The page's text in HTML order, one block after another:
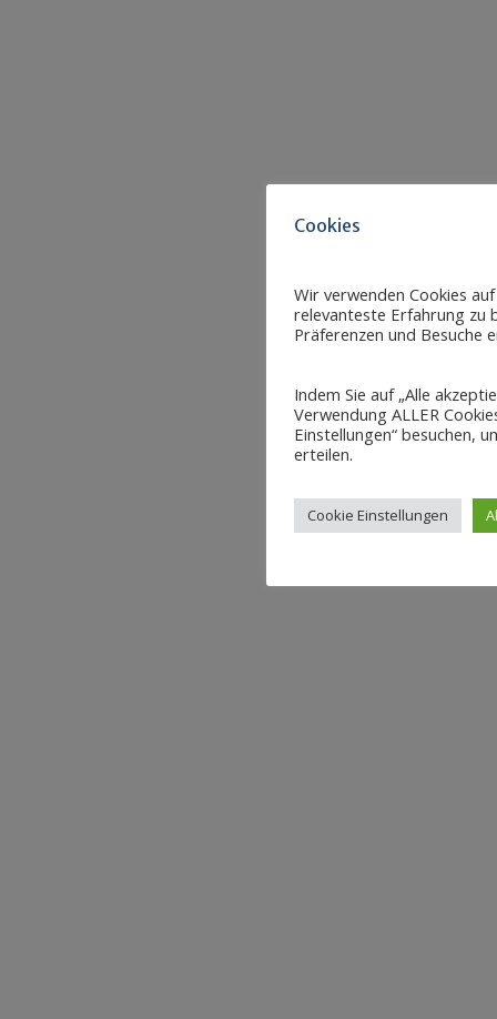
Cookies
Wir verwenden Cookies
relevanteste Erfahrung zu
Präferenzen und Besuche
Indem Sie auf „Alle
Verwendung ALLER
Einstellungen“ besuchen,
erteilen.
Cookie Einstellungen